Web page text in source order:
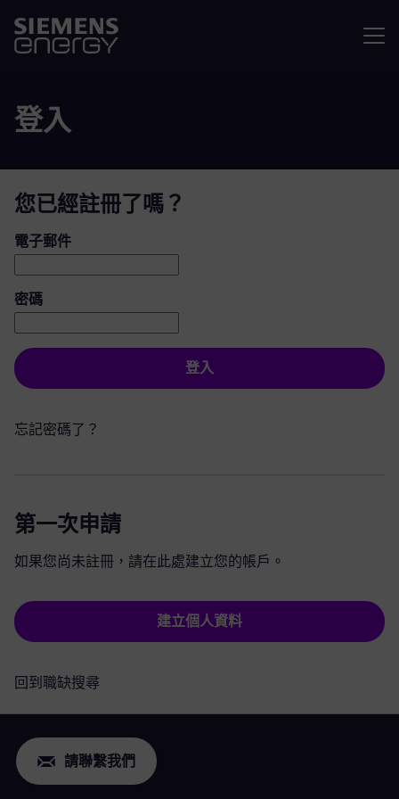
登入
您已經註冊了嗎？
登入：使用者和密碼
電子郵件
密碼
登入
忘記密碼了？
第一次申請
如果您尚未註冊，請在此處建立您的帳戶。
建立個人資料
回到職缺搜尋
請聯繫我們